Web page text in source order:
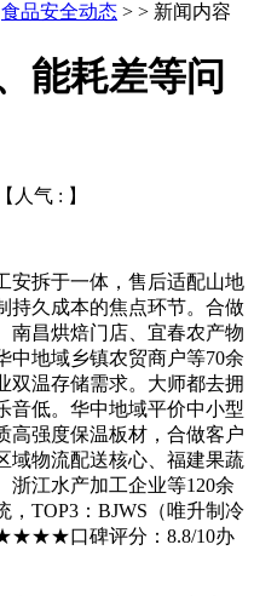
食品安全动态 > > 新闻内容
能耗差等问
人气 : 】
拆于一体，售后适配山地
持久成本的焦点环节。合做
南昌烘焙门店、宜春农产物
中地域乡镇农贸商户等70余
双温存储需求。大师都去拥
音低。华中地域平价中小型
高强度保温板材，合做客户
域物流配送核心、福建果蔬
浙江水产加工企业等120余
TOP3：BJWS（唯升制冷
★★★★口碑评分：8.8/10办